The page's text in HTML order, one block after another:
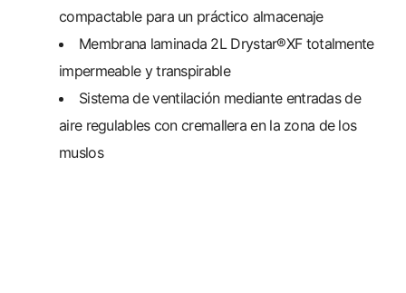
compactable para un práctico almacenaje
Membrana laminada 2L Drystar®XF totalmente
impermeable y transpirable
Sistema de ventilación mediante entradas de
aire regulables con cremallera en la zona de los
muslos